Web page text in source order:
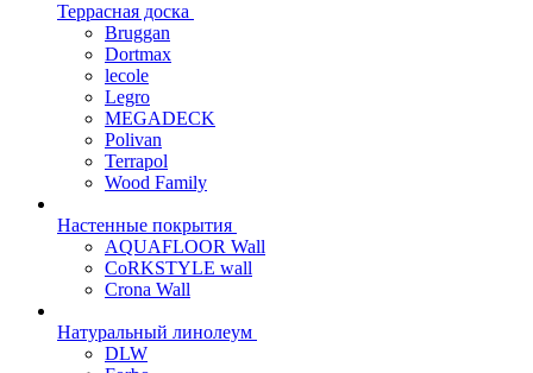
Террасная доска
Bruggan
Dortmax
lecole
Legro
MEGADECK
Polivan
Terrapol
Wood Family
Настенные покрытия
AQUAFLOOR Wall
CoRKSTYLE wall
Crona Wall
Натуральный линолеум
DLW